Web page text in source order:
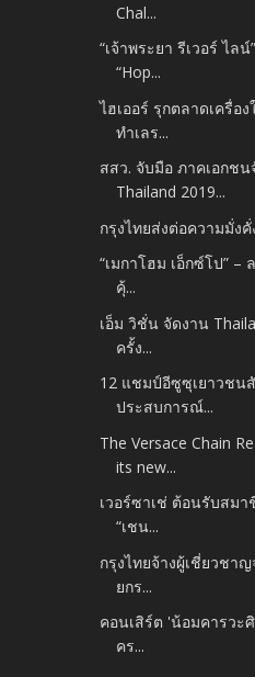
Chal...
“เจ้าพระยา รีเวอร์ ไล
“Hop...
ไฮเออร์ รุกตลาดเครื่อ
ทำเลร...
สสว. จับมือ ภาคเอกชน
Thailand 2019...
กรุงไทยส่งต่อความมั่ง
“เมกาโฮม เอ็กซ์โป”
คุ้...
เอ็ม วิชั่น จัดงาน
ครั้ง...
12 แชมป์อีซูซุเยาวช
ประสบการณ์...
The Versace Chain
its new...
เวอร์ซาเช่ ต้อนรับสม
“เชน...
กรุงไทยจ้างผู้เชี่ยวชา
ยกร...
คอนเสิร์ต 'น้อมคารวะ
คร...